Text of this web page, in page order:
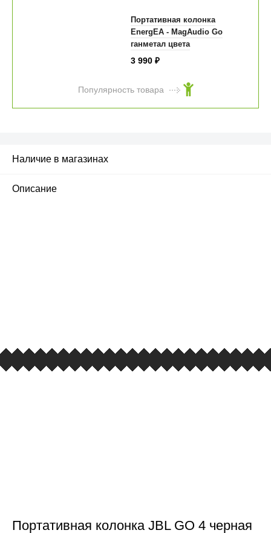
Портативная колонка
EnergEA - MagAudio Go
ганметал цвета
3 990 ₽
Популярность товара
Наличие в магазинах
Описание
Портативная колонка JBL GO 4 черная